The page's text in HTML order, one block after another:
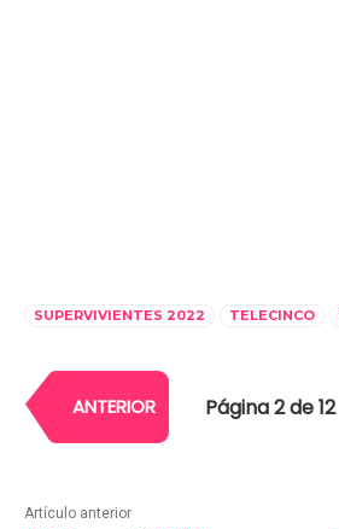
SUPERVIVIENTES 2022 TELECINCO
ANTERIOR Página 2 de 12
Artículo anterior